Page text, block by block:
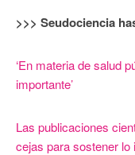
>>> Seudociencia
‘En materia de salud
importante’
Las publicaciones
cejas para sostener lo